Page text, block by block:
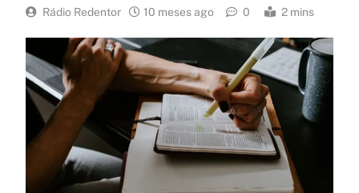
Rádio Redentor 10 meses ago 0 2 mins